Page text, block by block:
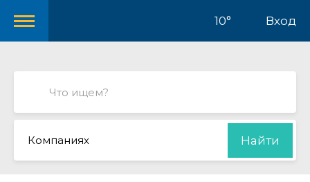
10° Вход
Компаниях Найти